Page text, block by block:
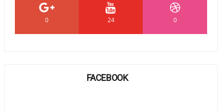
0 24 0
FACEBOOK